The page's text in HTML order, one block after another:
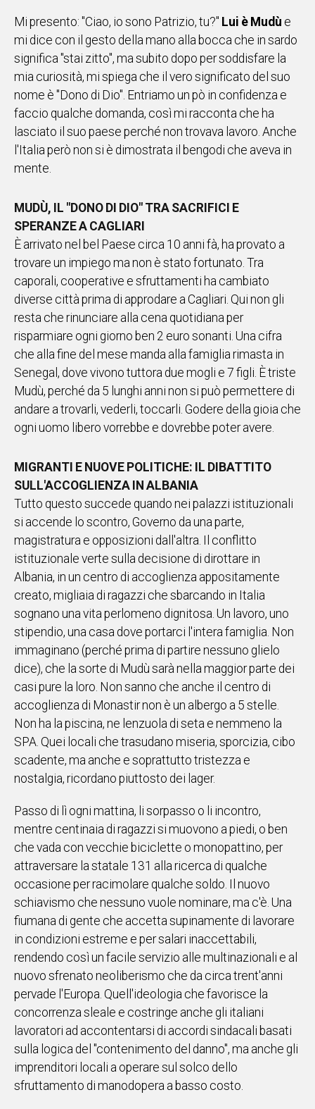
Vai
UNISCITI
AL CANALE
WHATSAPP
Social
Mi presento: "Ciao, io sono Patrizio, tu?" Lui è Mudù e
mi dice con il gesto della mano alla bocca che in sardo
significa "stai zitto", ma subito dopo per soddisfare la
mia curiosità, mi spiega che il vero significato del suo
nome è "Dono di Dio". Entriamo un pò in confidenza e
faccio qualche domanda, così mi racconta che ha
lasciato il suo paese perché non trovava lavoro. Anche
l'Italia però non si è dimostrata il bengodi che aveva in
mente.
MUDÙ, IL "DONO DI DIO" TRA SACRIFICI E
SPERANZE A CAGLIARI
È arrivato nel bel Paese circa 10 anni fà, ha provato a
trovare un impiego ma non è stato fortunato. Tra
caporali, cooperative e sfruttamenti ha cambiato
diverse città prima di approdare a Cagliari. Qui non gli
resta che rinunciare alla cena quotidiana per
risparmiare ogni giorno ben 2 euro sonanti. Una cifra
che alla fine del mese manda alla famiglia rimasta in
Senegal, dove vivono tuttora due mogli e 7 figli. È triste
Mudù, perché da 5 lunghi anni non si può permettere di
andare a trovarli, vederli, toccarli. Godere della gioia che
ogni uomo libero vorrebbe e dovrebbe poter avere.
MIGRANTI E NUOVE POLITICHE: IL DIBATTITO
SULL'ACCOGLIENZA IN ALBANIA
Tutto questo succede quando nei palazzi istituzionali
si accende lo scontro, Governo da una parte,
magistratura e opposizioni dall'altra. Il conflitto
istituzionale verte sulla decisione di dirottare in
Albania, in un centro di accoglienza appositamente
creato, migliaia di ragazzi che sbarcando in Italia
sognano una vita perlomeno dignitosa. Un lavoro, uno
stipendio, una casa dove portarci l'intera famiglia. Non
immaginano (perché prima di partire nessuno glielo
dice), che la sorte di Mudù sarà nella maggior parte dei
casi pure la loro. Non sanno che anche il centro di
accoglienza di Monastir non è un albergo a 5 stelle.
Non ha la piscina, ne lenzuola di seta e nemmeno la
SPA. Quei locali che trasudano miseria, sporcizia, cibo
scadente, ma anche e soprattutto tristezza e
nostalgia, ricordano piuttosto dei lager.
Passo di lì ogni mattina, li sorpasso o li incontro,
mentre centinaia di ragazzi si muovono a piedi, o ben
che vada con vecchie biciclette o monopattino, per
attraversare la statale 131 alla ricerca di qualche
occasione per racimolare qualche soldo. Il nuovo
schiavismo che nessuno vuole nominare, ma c'è. Una
fiumana di gente che accetta supinamente di lavorare
in condizioni estreme e per salari inaccettabili,
rendendo così un facile servizio alle multinazionali e al
nuovo sfrenato neoliberismo che da circa trent'anni
pervade l'Europa. Quell'ideologia che favorisce la
concorrenza sleale e costringe anche gli italiani
lavoratori ad accontentarsi di accordi sindacali basati
sulla logica del "contenimento del danno", ma anche gli
imprenditori locali a operare sul solco dello
sfruttamento di manodopera a basso costo.